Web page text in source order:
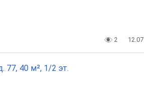
2 12.07
77, 40 м², 1/2 эт.